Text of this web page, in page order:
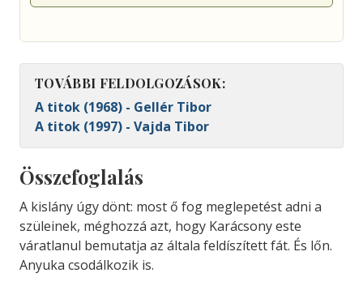
TOVÁBBI FELDOLGOZÁSOK:
A titok (1968) - Gellér Tibor
A titok (1997) - Vajda Tibor
Összefoglalás
A kislány úgy dönt: most ő fog meglepetést adni a
szüleinek, méghozzá azt, hogy Karácsony este
váratlanul bemutatja az általa feldíszített fát. És lőn.
Anyuka csodálkozik is.